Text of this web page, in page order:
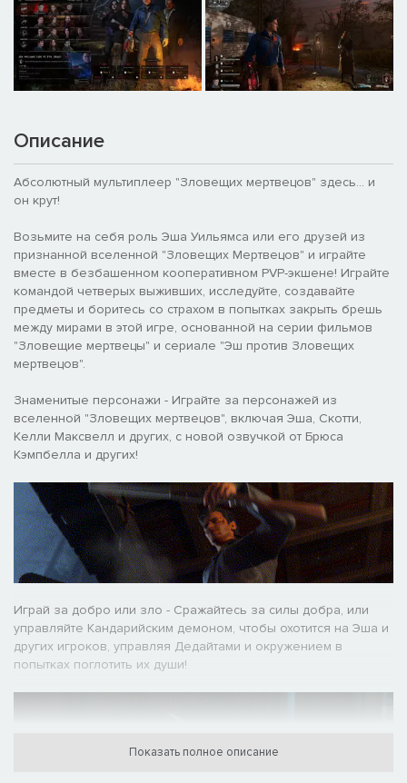
Описание
Абсолютный мультиплеер "Зловещих мертвецов" здесь... и
он крут!
Возьмите на себя роль Эша Уильямса или его друзей из
признанной вселенной "Зловещих Мертвецов" и играйте
вместе в безбашенном кооперативном PVP-экшене! Играйте
командой четверых выживших, исследуйте, создавайте
предметы и боритесь со страхом в попытках закрыть брешь
между мирами в этой игре, основанной на серии фильмов
"Зловещие мертвецы" и сериале "Эш против Зловещих
мертвецов".
Знаменитые персонажи - Играйте за персонажей из
вселенной "Зловещих мертвецов", включая Эша, Скотти,
Келли Максвелл и других, с новой озвучкой от Брюса
Кэмпбелла и других!
Играй за добро или зло - Сражайтесь за силы добра, или
управляйте Кандарийским демоном, чтобы охотится на Эша и
других игроков, управляя Дедайтами и окружением в
попытках поглотить их души!
Показать полное описание